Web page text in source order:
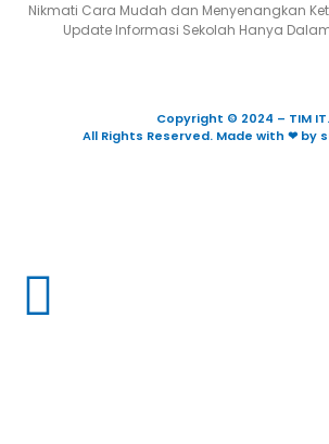
Nikmati Cara Mudah dan Menyenangkan
Update Informasi Sekolah Hanya
Copyright © 2024 – TIM IT.
All Rights Reserved. Made with ❤ by